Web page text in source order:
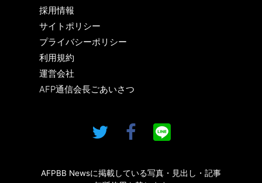
採用情報
サイトポリシー
プライバシーポリシー
利用規約
運営会社
AFP通信会長ごあいさつ
AFPBB Newsに掲載している写真・見出し・記事